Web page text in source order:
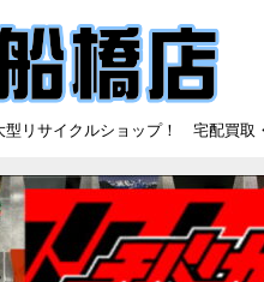
リサイクルショップ！ 宅配買取